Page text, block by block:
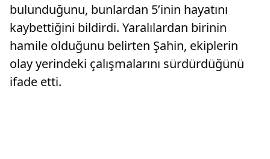
bulunduğunu, bunlardan 5’inin hayatını
kaybettiğini bildirdi. Yaralılardan birinin
hamile olduğunu belirten Şahin, ekiplerin
olay yerindeki çalışmalarını sürdürdüğünü
ifade etti.